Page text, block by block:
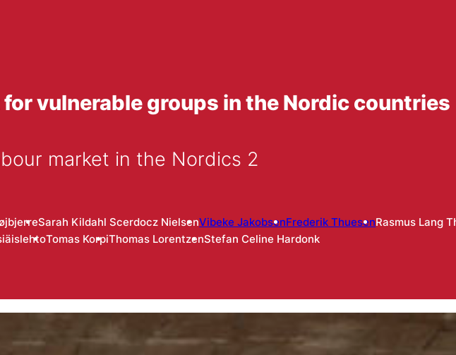
vulnerable groups in the Nordic countries
market in the Nordics 2
Sarah Kildahl Scerdocz NielsenVibeke JakobsenFrederik ThuesenRasmus Lang
Tomas KorpiThomas LorentzenStefan Celine Hardonk